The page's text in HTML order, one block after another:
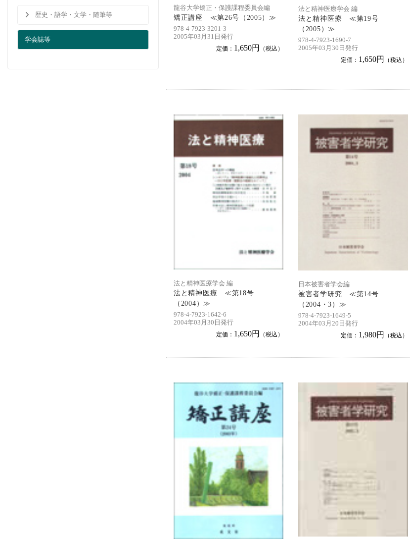
歴史・語学・文学・随筆等
学会誌等
龍谷大学矯正・保護課程委員会編
矯正講座 ≪第26号（2005）≫
978-4-7923-3201-3
2005年03月31日発行
定価： 1,650円 （税込）
法と精神医療学会 編
法と精神医療 ≪第19号
（2005）≫
978-4-7923-1690-7
2005年03月30日発行
定価： 1,650円 （税込）
法と精神医療学会 編
法と精神医療 ≪第18号
（2004）≫
978-4-7923-1642-6
2004年03月30日発行
定価： 1,650円 （税込）
日本被害者学会編
被害者学研究 ≪第14号
（2004・3）≫
978-4-7923-1649-5
2004年03月20日発行
定価： 1,980円 （税込）